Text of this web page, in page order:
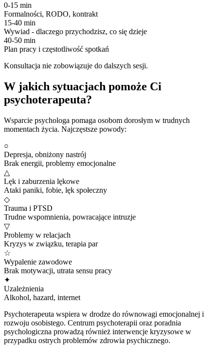
0-15 min
Formalności, RODO, kontrakt
15-40 min
Wywiad - dlaczego przychodzisz, co się dzieje
40-50 min
Plan pracy i częstotliwość spotkań
Konsultacja nie zobowiązuje do dalszych sesji.
W jakich sytuacjach pomoże Ci
psychoterapeuta?
Wsparcie psychologa pomaga osobom dorosłym w trudnych
momentach życia. Najczęstsze powody:
○
Depresja, obniżony nastrój
Brak energii, problemy emocjonalne
△
Lęk i zaburzenia lękowe
Ataki paniki, fobie, lęk społeczny
◇
Trauma i PTSD
Trudne wspomnienia, powracające intruzje
▽
Problemy w relacjach
Kryzys w związku, terapia par
☆
Wypalenie zawodowe
Brak motywacji, utrata sensu pracy
✦
Uzależnienia
Alkohol, hazard, internet
Psychoterapeuta wspiera w drodze do równowagi emocjonalnej i
rozwoju osobistego. Centrum psychoterapii oraz poradnia
psychologiczna prowadzą również interwencje kryzysowe w
przypadku ostrych problemów zdrowia psychicznego.